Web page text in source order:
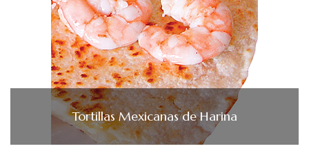
Tortillas Mexicanas de Harina